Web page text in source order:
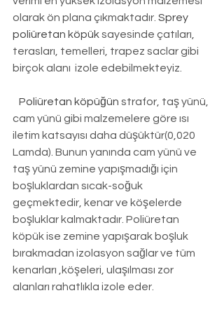
olarak ön plana çıkmaktadır. Sprey
poliüretan köpük sayesinde çatıları,
terasları, temelleri, trapez saclar gibi
birçok alanı  izole edebilmekteyiz.
Poliüretan köpüğün strafor, taş yünü,
cam yünü gibi malzemelere göre ısı
iletim katsayısı daha düşüktür(0,020
Lamda). Bunun yanında cam yünü ve
taş yünü zemine yapışmadığı için
boşluklardan sıcak-soğuk
geçmektedir, kenar ve köşelerde
boşluklar kalmaktadır. Poliüretan
köpük ise zemine yapışarak boşluk
bırakmadan izolasyon sağlar ve tüm
kenarları ,köşeleri, ulaşılması zor
alanları rahatlıkla izole eder.